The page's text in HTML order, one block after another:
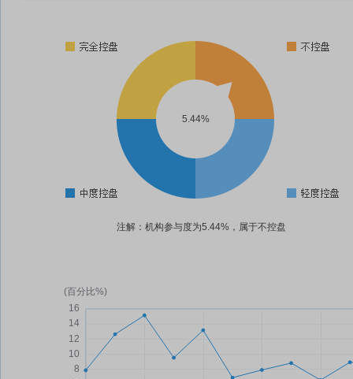
5.44%
注解：机构参与度为5.44%，属于不控盘